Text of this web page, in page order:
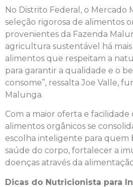
No Distrito Federal, o Mercado
seleção rigorosa de alimentos
provenientes da Fazenda
agricultura sustentável há mais
alimentos que respeitam a
para garantir a qualidade e o
consome”, ressalta Joe Valle,
Malunga.
Com a maior oferta e facilidade
alimentos orgânicos se
escolha inteligente para quem
saúde do corpo, fortalecer a
doenças através da
Dicas do Nutricionista para